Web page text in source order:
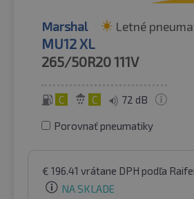
Marshal Letné
MU12 XL
265/50R20111V
C C 72 dB
Porovnať pneumatiky
€ 196.41 vrátane DPH podľa
NA SKLADE